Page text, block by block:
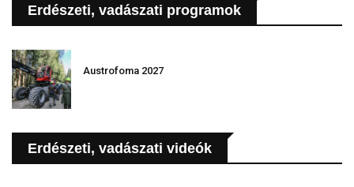
Erdészeti, vadászati programok
Austrofoma 2027
Erdészeti, vadászati videók